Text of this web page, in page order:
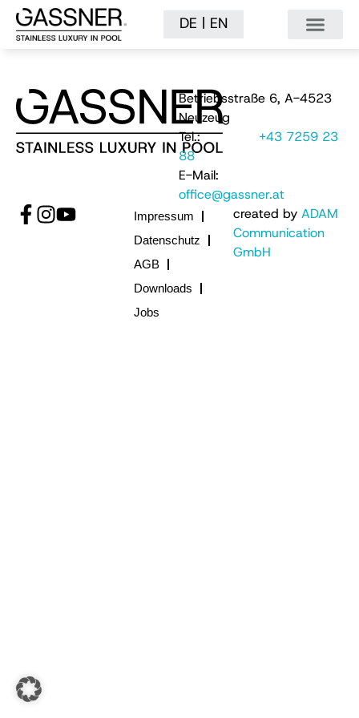
DE | EN
Betriebsstraße 6, A-4523
Neuzeug
Tel.:
+43 7259 23
88
E-Mail:
office@gassner.at
Impressum
Datenschutz
AGB
Downloads
Jobs
created byADAM
Communication
GmbH